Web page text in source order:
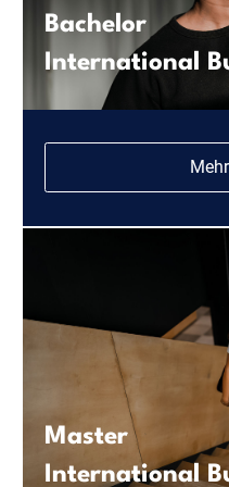
Konkurrenzdruck
einen solchen
sich bewusst sein,
gute Noten zu
persönliche
Es ist ratsam, sich
Bachelor
International
Master
International